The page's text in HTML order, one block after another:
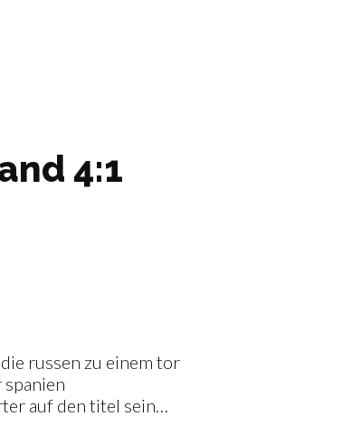
4:1
russen zu einem tor
auf den titel sein…